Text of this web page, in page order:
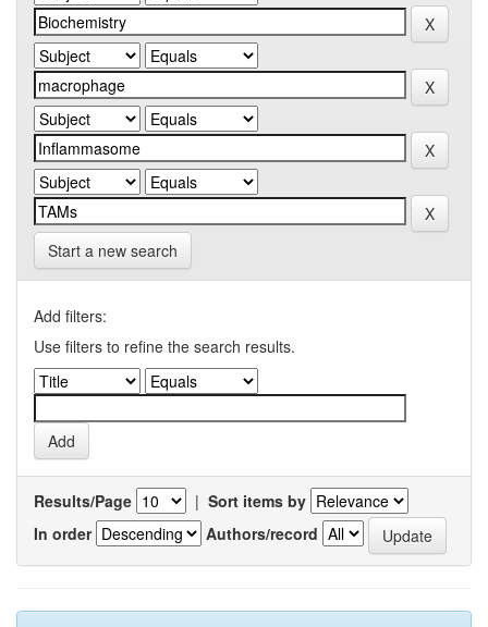
Start a new search
Add filters:
Use filters to refine the search results.
Results/Page | Sort items by
In order
Authors/record